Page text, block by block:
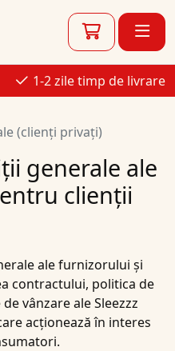
1-2 zile timp de livrare
(clienți privați)
generale ale
clienții
ale furnizorului și
contractului, politica de
vânzare ale Sleezzz
acționează în interes